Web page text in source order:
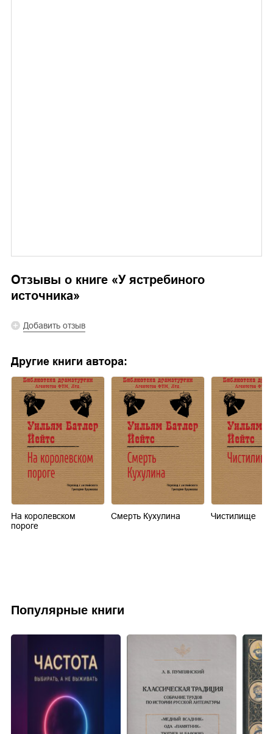
Отзывы о книге «У ястребиного
источника»
Добавить отзыв
Другие книги автора:
На королевском
пороге
Смерть Кухулина Чистилище
Популярные книги